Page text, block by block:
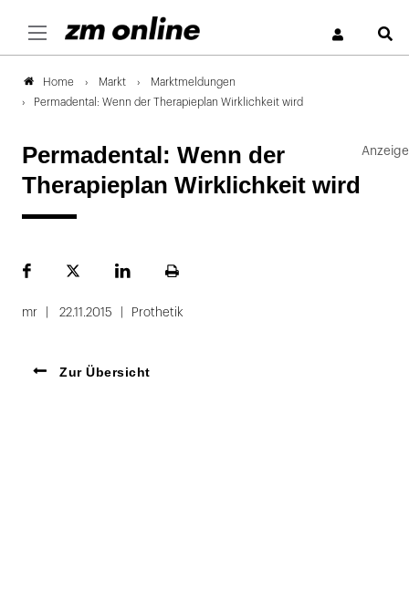
Home Markt
Marktmeldungen
Permadental: Wenn der Therapieplan Wirklichkeit wird
Permadental: Wenn der
Therapieplan Wirklichkeit wird
FacebookPlattformLinekdInSeite
mr 22.11.2015 Prothetik
Zur Übersicht